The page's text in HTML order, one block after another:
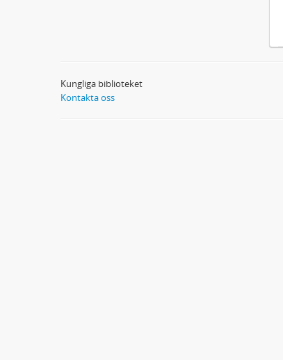
Kungliga biblioteket
Kontakta oss